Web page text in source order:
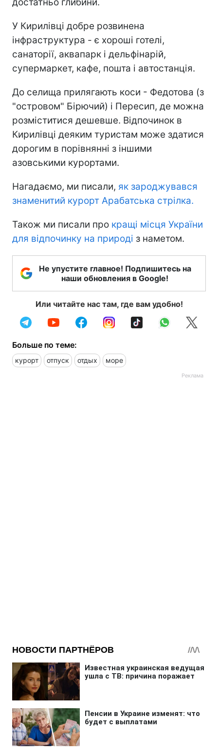
У Кирилівці добре розвинена
інфраструктура - є хороші готелі,
санаторії, аквапарк і дельфінарій,
супермаркет, кафе, пошта і автостанція.
До селища прилягають коси - Федотова (з
"островом" Бірючий) і Пересип, де можна
розміститися дешевше. Відпочинок в
Кирилівці деяким туристам може здатися
дорогим в порівнянні з іншими
азовськими курортами.
Нагадаємо, ми писали, як зароджувався
знаменитий курорт Арабатська стрілка.
Також ми писали про кращі місця України
для відпочинку на природі з наметом.
Не упустите главное! Подпишитесь на
наши обновления в Google!
Или читайте нас там, где вам удобно!
Больше по теме:
курорт отпуск отдых море